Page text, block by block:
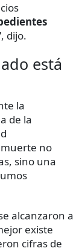
dijo.
está
la
de la
no
sino una
alcanzaron a
existe
cifras de